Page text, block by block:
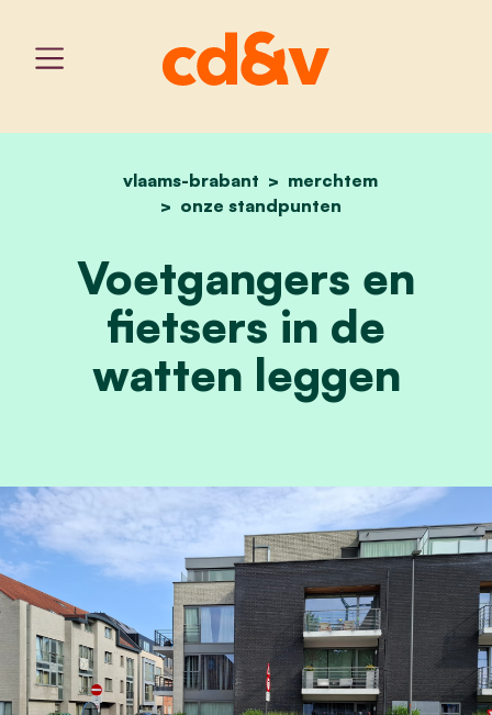
home
vlaams-brabant
merchtem
onze standpunten
voetgangers en fietsers
Voetgangers en
fietsers in de
watten leggen